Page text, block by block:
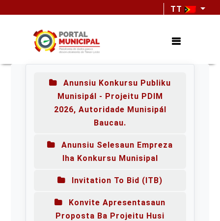
TT
Anunsiu Konkursu Publiku
Munisipál - Projeitu PDIM
2026, Autoridade Munisipál
Baucau.
Anunsiu Selesaun Empreza
Iha Konkursu Munisipal
Invitation To Bid (ITB)
Konvite Apresentasaun
Proposta Ba Projeitu Husi